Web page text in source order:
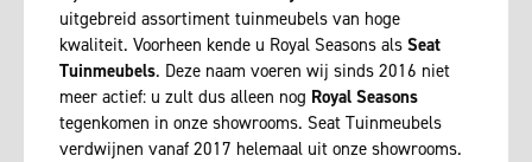
uitgebreid assortiment tuinmeubels van hoge
kwaliteit. Voorheen kende u Royal Seasons als Seat
Tuinmeubels. Deze naam voeren wij sinds 2016 niet
meer actief: u zult dus alleen nog Royal Seasons
tegenkomen in onze showrooms. Seat Tuinmeubels
verdwijnen vanaf 2017 helemaal uit onze showrooms.